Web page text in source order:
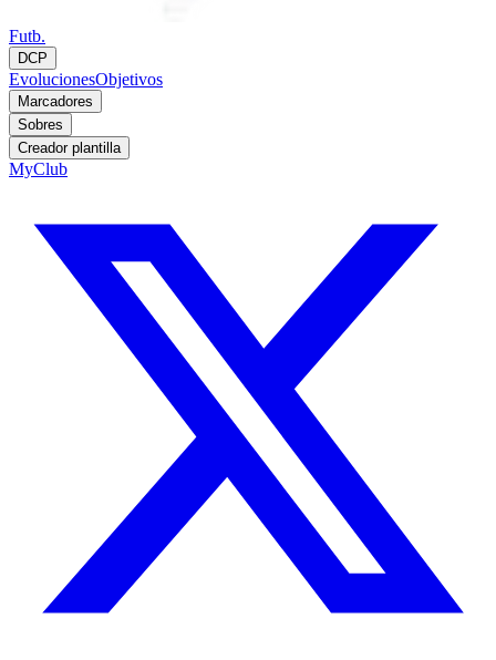
Futb.
DCP
EvolucionesObjetivos
Marcadores
Sobres
Creador plantilla
MyClub